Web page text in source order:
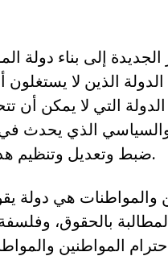
إلى بناء دولة
الذين لا
التي لا يمكن
والسياسي الذي يحدث
ضبط وتعديل وتنظيم هذا الصراع والتنافس على المصالح.. كل المصالح.
والمواطنات هي دولة
بالحقوق،